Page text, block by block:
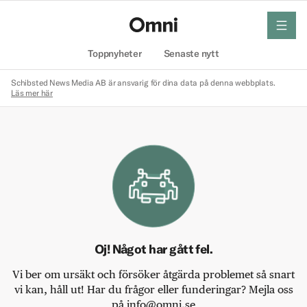
Toppnyheter Senaste nytt
meny
Schibsted News Media AB är ansvarig för dina data på denna webbplats.
Läs mer här
Oj! Något har gått fel.
Vi ber om ursäkt och försöker åtgärda problemet så snart
vi kan, håll ut! Har du frågor eller funderingar? Mejla oss